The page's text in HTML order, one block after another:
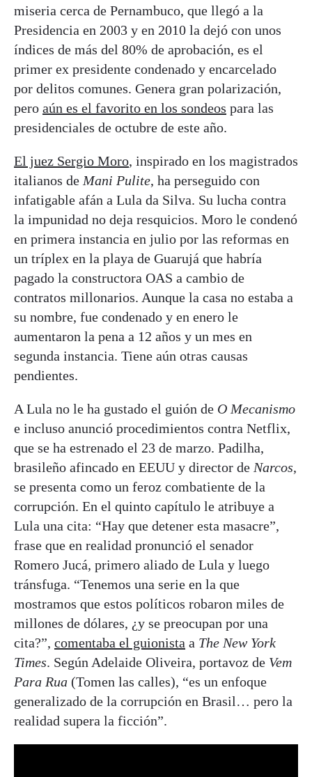
miseria cerca de Pernambuco, que llegó a la
Presidencia en 2003 y en 2010 la dejó con unos
índices de más del 80% de aprobación, es el
primer ex presidente condenado y encarcelado
por delitos comunes. Genera gran polarización,
pero aún es el favorito en los sondeos para las
presidenciales de octubre de este año.
El juez Sergio Moro, inspirado en los magistrados
italianos de Mani Pulite, ha perseguido con
infatigable afán a Lula da Silva. Su lucha contra
la impunidad no deja resquicios. Moro le condenó
en primera instancia en julio por las reformas en
un tríplex en la playa de Guarujá que habría
pagado la constructora OAS a cambio de
contratos millonarios. Aunque la casa no estaba a
su nombre, fue condenado y en enero le
aumentaron la pena a 12 años y un mes en
segunda instancia. Tiene aún otras causas
pendientes.
A Lula no le ha gustado el guión de O Mecanismo
e incluso anunció procedimientos contra Netflix,
que se ha estrenado el 23 de marzo. Padilha,
brasileño afincado en EEUU y director de Narcos,
se presenta como un feroz combatiente de la
corrupción. En el quinto capítulo le atribuye a
Lula una cita: “Hay que detener esta masacre”,
frase que en realidad pronunció el senador
Romero Jucá, primero aliado de Lula y luego
tránsfuga. “Tenemos una serie en la que
mostramos que estos políticos robaron miles de
millones de dólares, ¿y se preocupan por una
cita?”, comentaba el guionista a The New York
Times. Según Adelaide Oliveira, portavoz de Vem
Para Rua (Tomen las calles), “es un enfoque
generalizado de la corrupción en Brasil… pero la
realidad supera la ficción”.